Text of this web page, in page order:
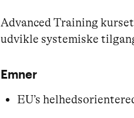
Advanced Training
udvikle systemiske
Emner
EU’s